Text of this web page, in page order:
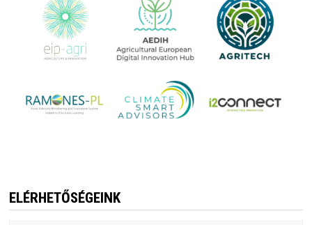
ELÉRHETŐSÉGEINK